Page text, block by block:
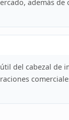
además de
del cabezal de